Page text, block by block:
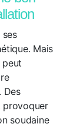
ses
Mais
peut
Des
provoquer
soudaine